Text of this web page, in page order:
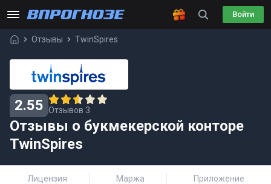
Войти
Отзывы TwinSpires
2.55 Отзывов 3
Отзывы о букмекерской конторе
TwinSpires
Лицензия
Маржа
Приложение